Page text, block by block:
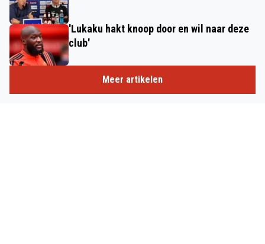
'Lukaku hakt knoop door en wil naar deze
club'
Meer artikelen